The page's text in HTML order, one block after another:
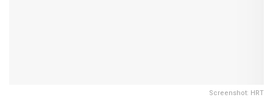
Screenshot: HRT